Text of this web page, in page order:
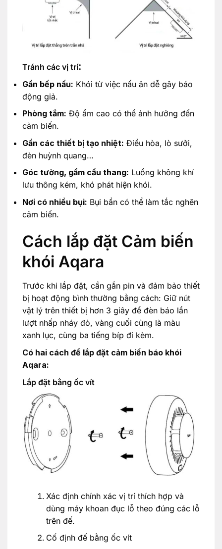
Tránh các vị trí:
Gần bếp nấu: Khói từ việc nấu ăn dễ gây báo
động giả.
Phòng tắm: Độ ẩm cao có thể ảnh hưởng đến
cảm biến.
Gần các thiết bị tạo nhiệt: Điều hòa, lò sưởi,
đèn huỳnh quang…
Góc tường, gầm cầu thang: Luồng không khí
lưu thông kém, khó phát hiện khói.
Nơi có nhiều bụi: Bụi bẩn có thể làm tắc nghẽn
cảm biến.
Cách lắp đặt Cảm biến
khói Aqara
Trước khi lắp đặt, cần gắn pin và đảm bảo thiết
bị hoạt động bình thường bằng cách: Giữ nút
vật lý trên thiết bị hơn 3 giây để đèn báo lần
lượt nhấp nháy đỏ, vàng cuối cùng là màu
xanh lục, cùng ba tiếng bíp đi kèm.
Có hai cách để lắp đặt cảm biến báo khói
Aqara:
Lắp đặt bằng ốc vít
Xác định chính xác vị trí thích hợp và
dùng máy khoan đục lỗ theo đúng các lỗ
trên đế.
Cố định đế bằng ốc vít